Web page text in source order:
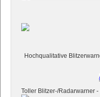
Hochqualitative
Toller Blitzer-/Radarwarner